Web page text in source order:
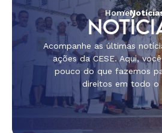
Home
Acompanhe as últimas
ações da CESE. Aqui,
pouco do que fazemos
direitos em todo o